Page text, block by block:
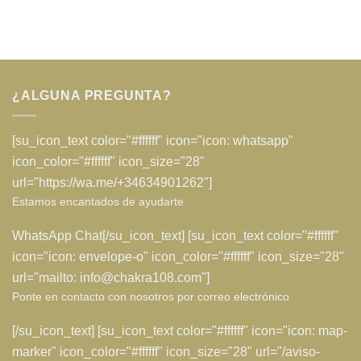
¿ALGUNA PREGUNTA?
[su_icon_text color="#ffffff" icon="icon: whatsapp"
icon_color="#ffffff" icon_size="28"
url="https://wa.me/+34634901262"]
Estamos encantados de ayudarte
WhatsApp Chat[/su_icon_text] [su_icon_text color="#ffffff"
icon="icon: envelope-o" icon_color="#ffffff" icon_size="28"
url="mailto: info@chakra108.com"]
Ponte en contacto con nosotros por correo electrónico
[/su_icon_text] [su_icon_text color="#ffffff" icon="icon: map-
marker" icon_color="#ffffff" icon_size="28" url="/aviso-